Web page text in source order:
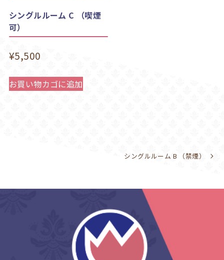
シングルルーム C （喫煙
可）
¥5,500
お買い物カゴに追加
シングルルーム B （禁煙）